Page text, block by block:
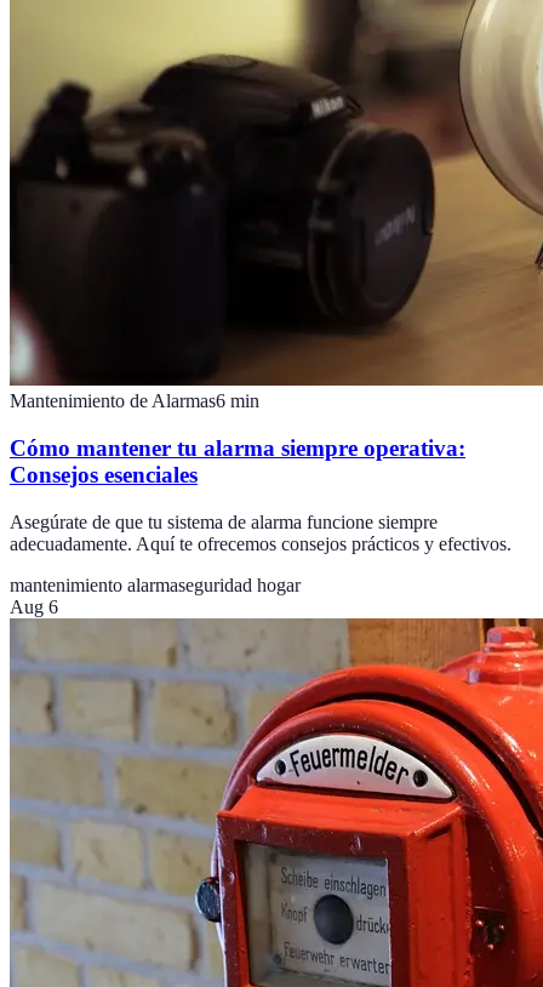
Mantenimiento de Alarmas6 min
Cómo mantener tu alarma siempre operativa:
Consejos esenciales
Asegúrate de que tu sistema de alarma funcione siempre
adecuadamente. Aquí te ofrecemos consejos prácticos y efectivos.
mantenimiento alarmaseguridad hogar
Aug 6